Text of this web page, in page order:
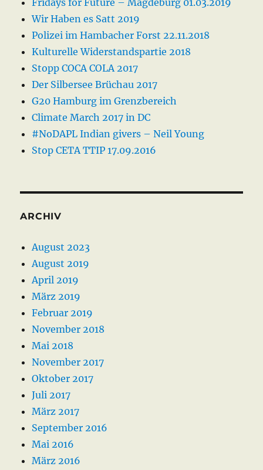
Wir Haben es Satt 2019
Polizei im Hambacher Forst 22.11.2018
Kulturelle Widerstandspartie 2018
Stopp COCA COLA 2017
Der Silbersee Brüchau 2017
G20 Hamburg im Grenzbereich
Climate March 2017 in DC
#NoDAPL Indian givers – Neil Young
Stop CETA TTIP 17.09.2016
ARCHIV
August 2023
August 2019
April 2019
März 2019
Februar 2019
November 2018
Mai 2018
November 2017
Oktober 2017
Juli 2017
März 2017
September 2016
Mai 2016
März 2016